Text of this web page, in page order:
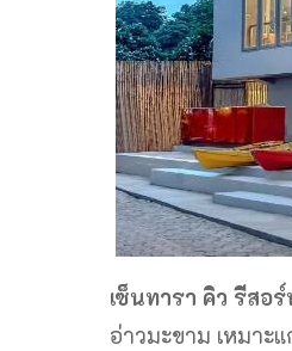
เซ็นทารา คิว รีสอ
อ่าวมะขาม เหมาะ